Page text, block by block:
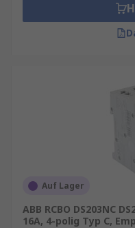
Auf Lager
ABB RCBO DS203NC
16A, 4-polig Typ C,